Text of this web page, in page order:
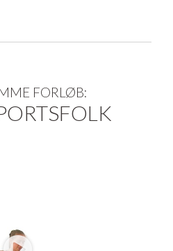
FORLØB: